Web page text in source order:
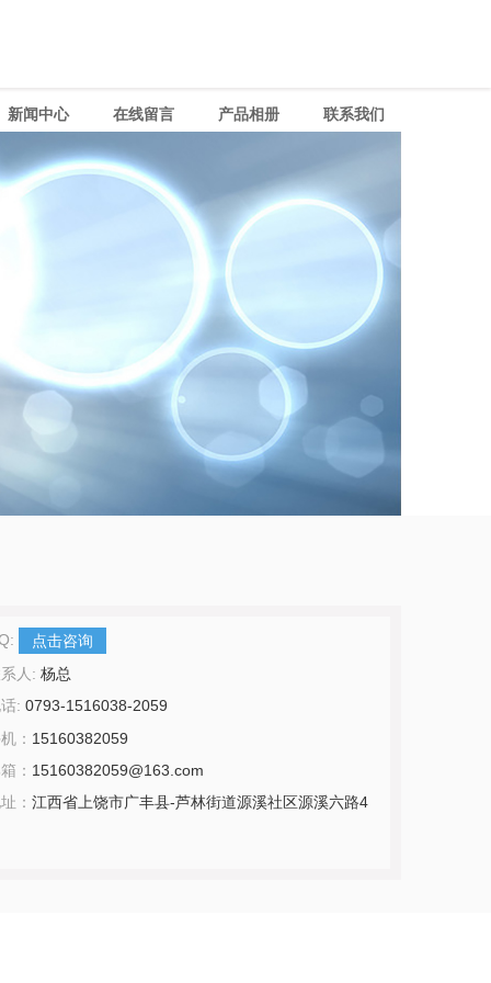
新闻中心 在线留言 产品相册 联系我们
点击咨询
人: 杨总
: 0793-1516038-2059
： 15160382059
： 15160382059@163.com
： 江西省上饶市广丰县-芦林街道源溪社区源溪六路4